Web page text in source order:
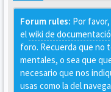
Forum rules: Por
elwiki de
foro. Recuerda que no
mentales, o sea que
necesario que nos
usas como la del